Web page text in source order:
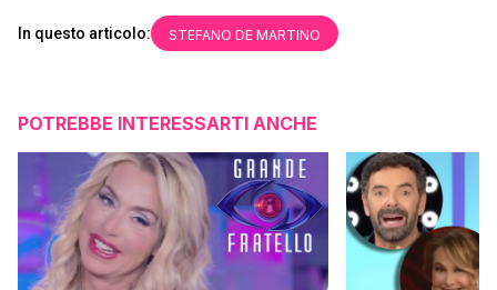
In questo articolo: STEFANO DE MARTINO
POTREBBE INTERESSARTI ANCHE